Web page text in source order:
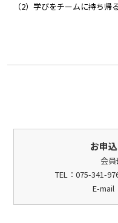
（2）学びをチームに持ち
お申
会
TEL：075-341-
E-mail